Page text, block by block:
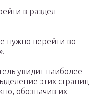
в раздел
нужно перейти во
увидит наиболее
этих страниц
обозначив их